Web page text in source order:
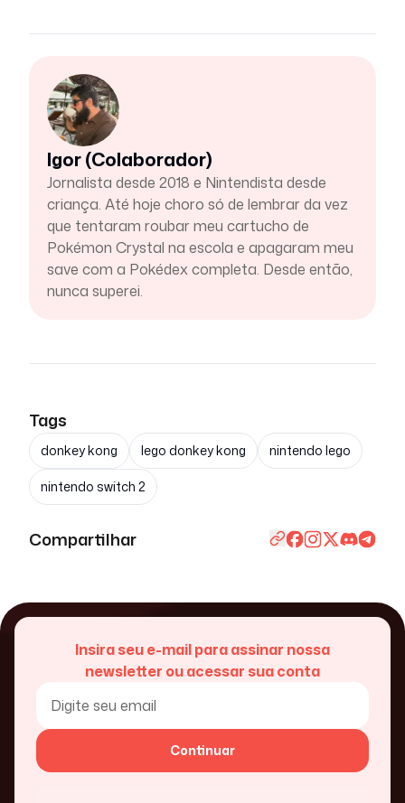
Igor (Colaborador)
Jornalista desde 2018 e Nintendista desde
criança. Até hoje choro só de lembrar da vez
que tentaram roubar meu cartucho de
Pokémon Crystal na escola e apagaram meu
save com a Pokédex completa. Desde então,
nunca superei.
Tags
donkey kong lego donkey kong nintendo lego
nintendo switch 2
Compartilhar
Insira seu e-mail para assinar nossa
newsletter ou acessar sua conta
Continuar